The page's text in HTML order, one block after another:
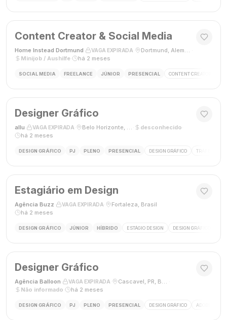
Content Creator & Social Media
Home Instead Dortmund VAGA EXPIRADA Dortmund, Alemanha
Minijob / Aushilfe
há 2 meses
SOCIAL MEDIA FREELANCE JÚNIOR PRESENCIAL CONTENT CREATOR
Designer Gráfico
allu VAGA EXPIRADA Belo Horizonte, MG, Brasil desconhecido
há 2 meses
DESIGN GRÁFICO PJ PLENO PRESENCIAL DESIGN GRÁFICO TRÁFEGO
Estagiário em Design
Agência Buzz VAGA EXPIRADA Fortaleza, Brasil
há 2 meses
DESIGN GRÁFICO JÚNIOR HÍBRIDO ESTÁGIO DESIGN DESIGN GRÁFICO
Designer Gráfico
Agência Balloon VAGA EXPIRADA Cascavel, PR, Brasil
Não informado
há 2 meses
DESIGN GRÁFICO PJ PLENO PRESENCIAL DESIGN GRÁFICO ADOBE